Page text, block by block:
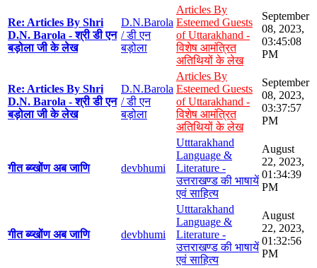
Re: Articles By Shri
D.N. Barola - श्री डी एन
बड़ोला जी के लेख
D.N.Barola
/ डी एन
बड़ोला
Articles By
Esteemed Guests
of Uttarakhand -
विशेष आमंत्रित
अतिथियों के लेख
September
08, 2023,
03:45:08
PM
Re: Articles By Shri
D.N. Barola - श्री डी एन
बड़ोला जी के लेख
D.N.Barola
/ डी एन
बड़ोला
Articles By
Esteemed Guests
of Uttarakhand -
विशेष आमंत्रित
अतिथियों के लेख
September
08, 2023,
03:37:57
PM
गीत ब्य्खोंण अब जाणि devbhumi
Utttarakhand
Language &
Literature -
उत्तराखण्ड की भाषायें
एवं साहित्य
August
22, 2023,
01:34:39
PM
गीत ब्य्खोंण अब जाणि devbhumi
Utttarakhand
Language &
Literature -
उत्तराखण्ड की भाषायें
एवं साहित्य
August
22, 2023,
01:32:56
PM